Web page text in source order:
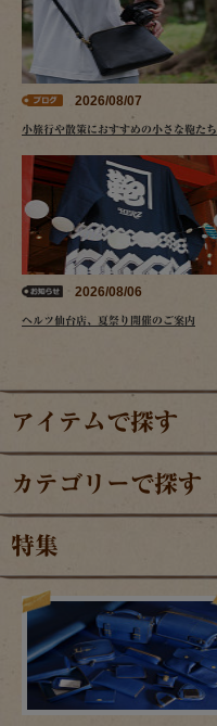
2026/08/07
小旅行や散策におすすめの小さな鞄たち
2026/08/06
ヘルツ仙台店、夏祭り開催のご案内
アイテムで探す
カテゴリーで探す
特集